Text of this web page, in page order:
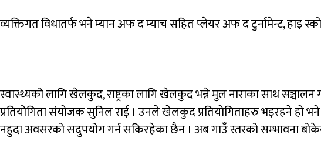
व्यक्तिगतविधातर्फभनेम्यानअफदम्याचसहितप्लेयरअफदटुर्नामेन्ट,हाइ
स्वास्थ्यकोलागिखेलकुद,राष्ट्रकालागिखेलकुदभन्नेमुलनाराकासाथसञ्चालन
प्रतियोगितासंयोजकसुनिलराई । उनलेखेलकुदप्रतियोगिताहरुभइरहनेहोभने
नहुदाअवसरकोसदुपयोगगर्नसकिरहेकाछैन । अबगाउँस्तरकोसम्भावना